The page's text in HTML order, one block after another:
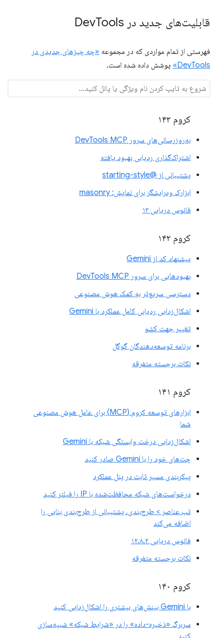
قابلیت‌های جدید در Dev Tools
فهرستی از تمام مواردی که در مجموعه «چه چیزهای جدیدی در
DevTools»
پوشش داده شده است.
کروم ۱۴۳
به‌روزرسانی‌های سرور DevTools MCP
اشتراک‌گذاری ردیابی بهبود یافته
پشتیبانی از @starting-style
ابزارک ویرایشگر برای نمایش: masonry
فانوس دریایی ۱۳
کروم ۱۴۲
پیشنهاد کد از Gemini
بهبودهایی برای سرور DevTools MCP
دسترسی سریع‌تر به کمک هوش مصنوعی
اشکال‌زدایی ردیابی کامل عملکرد با Gemini
تغییر جهت کشو
برنامه توسعه‌دهندگان گوگل
نکات برجسته متفرقه
کروم ۱۴۱
ابزارهای توسعه کروم (MCP) برای عامل هوش مصنوعی
شما
اشکال‌زدایی درخت وابستگی شبکه با Gemini
چت‌های خود را با Gemini صادر کنید
پیکربندی مسیر ثابت در پنل عملکرد
درخواست‌های شبکه محافظت‌شده با IP را فیلتر کنید
تب عناصر > طرح‌بندی، پشتیبانی از طرح‌بندی بنایی را
اضافه می‌کند
فانوس دریایی ۱۲.۸.۲
نکات برجسته متفرقه
کروم ۱۴۰
با Gemini بینش‌های بیشتری را اشکال‌زدایی کنید
سربرگ «ذخیره-داده» را در «شرایط شبکه» شبیه‌سازی